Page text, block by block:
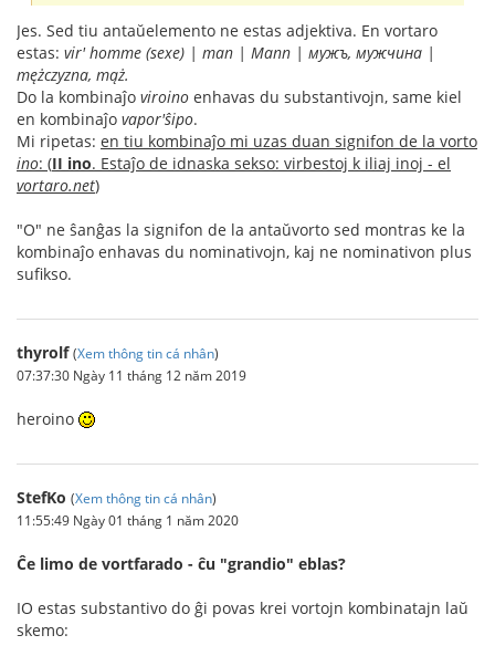
Jes. Sed tiu antaŭelemento ne estas adjektiva. En vortaro
estas: vir' homme (sexe) | man | Mann | мужъ, мужчина |
mężczyzna, mąż.
Do la kombinaĵo viroino enhavas du substantivojn, same kiel
en kombinaĵo vapor'ŝipo.
Mi ripetas: en tiu kombinaĵo mi uzas duan signifon de la vorto
ino: (II ino. Estaĵo de idnaska sekso: virbestoj k iliaj inoj - el
vortaro.net)
"O" ne ŝanĝas la signifon de la antaŭvorto sed montras ke la
kombinaĵo enhavas du nominativojn, kaj ne nominativon plus
sufikso.
thyrolf (Xem thông tin cá nhân)
07:37:30 Ngày 11 tháng 12 năm 2019
heroino
StefKo (Xem thông tin cá nhân)
11:55:49 Ngày 01 tháng 1 năm 2020
Ĉe limo de vortfarado - ĉu "grandio" eblas?
IO estas substantivo do ĝi povas krei vortojn kombinatajn laŭ
skemo: